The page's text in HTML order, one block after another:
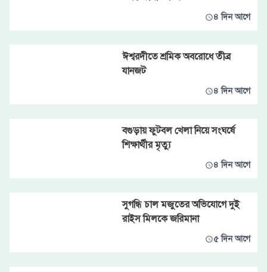
৪ দিন আগে
ঈশ্বরদীতে শ্রমিক অবরোধে তীব্র
যানজট
৪ দিন আগে
বগুড়ায় ফুটবল খেলা নিয়ে সংঘর্ষে
শিক্ষার্থীর মৃত্যু
৪ দিন আগে
সুগন্ধি চাল মজুতের অভিযোগে দুই
রাইস মিলকে জরিমানা
৫ দিন আগে